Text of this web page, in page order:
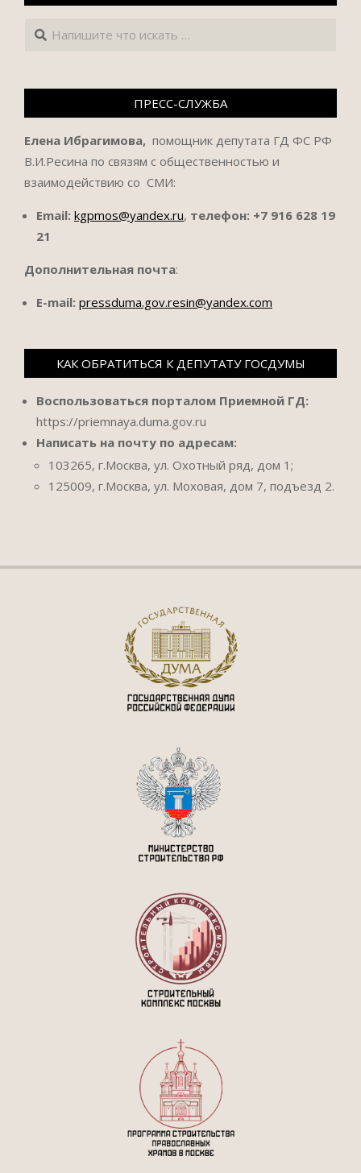
Поиск
ПРЕСС-СЛУЖБА
Елена Ибрагимова, помощник депутата ГД ФС РФ
В.И.Ресина по связям с общественностью и
взаимодействию со СМИ:
Email: kgpmos@yandex.ru, телефон: +7 916 628 19
21
Дополнительная почта:
E-mail: pressduma.gov.resin@yandex.com
КАК ОБРАТИТЬСЯ К ДЕПУТАТУ ГОСДУМЫ
Воспользоваться порталом Приемной ГД:
https://priemnaya.duma.gov.ru
Написать на почту по адресам:
103265, г.Москва, ул. Охотный ряд, дом 1;
125009, г.Москва, ул. Моховая, дом 7, подъезд 2.